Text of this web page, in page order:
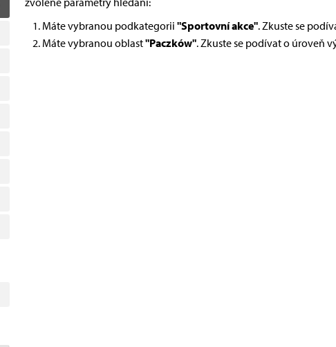
Máte vybranou podkategorii "Sportovní akce". Zkuste se
Máte vybranou oblast"Paczków". Zkuste se podívat o úroveň